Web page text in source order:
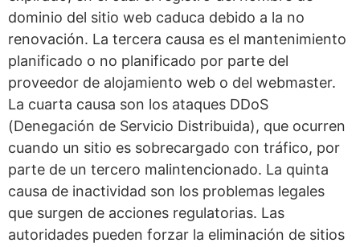
dominio del sitio web caduca debido a la no
renovación. La tercera causa es el mantenimiento
planificado o no planificado por parte del
proveedor de alojamiento web o del webmaster.
La cuarta causa son los ataques DDoS
(Denegación de Servicio Distribuida), que ocurren
cuando un sitio es sobrecargado con tráfico, por
parte de un tercero malintencionado. La quinta
causa de inactividad son los problemas legales
que surgen de acciones regulatorias. Las
autoridades pueden forzar la eliminación de sitios